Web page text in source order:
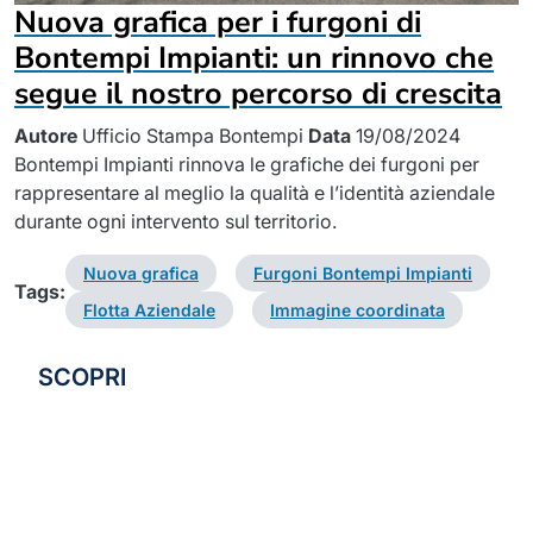
Nuova grafica per i furgoni di
Bontempi Impianti: un rinnovo che
segue il nostro percorso di crescita
Autore Ufficio Stampa Bontempi Data 19/08/2024
Bontempi Impianti rinnova le grafiche dei furgoni per
rappresentare al meglio la qualità e l’identità aziendale
durante ogni intervento sul territorio.
Tags:
Nuova grafica
Furgoni Bontempi Impianti
Flotta Aziendale
Immagine coordinata
SCOPRI